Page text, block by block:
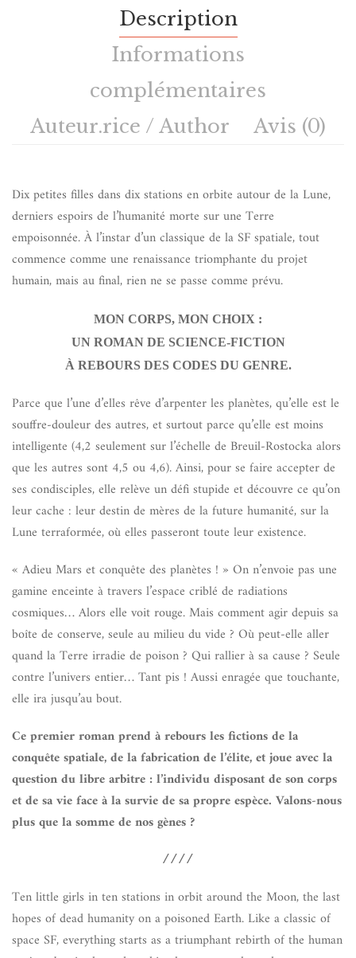
Description
Informations
complémentaires
Auteur.rice / Author
Avis (0)
Dix petites filles dans dix stations en orbite autour de la Lune,
derniers espoirs de l’humanité morte sur une Terre
empoisonnée. À l’instar d’un classique de la SF spatiale, tout
commence comme une renaissance triomphante du projet
humain, mais au final, rien ne se passe comme prévu.
MON CORPS, MON CHOIX :
UN ROMAN DE SCIENCE-FICTION
À REBOURS DES CODES DU GENRE.
Parce que l’une d’elles rêve d’arpenter les planètes, qu’elle est le
souffre-douleur des autres, et surtout parce qu’elle est moins
intelligente (4,2 seulement sur l’échelle de Breuil-Rostocka alors
que les autres sont 4,5 ou 4,6). Ainsi, pour se faire accepter de
ses condisciples, elle relève un défi stupide et découvre ce qu’on
leur cache : leur destin de mères de la future humanité, sur la
Lune terraformée, où elles passeront toute leur existence.
« Adieu Mars et conquête des planètes ! » On n’envoie pas une
gamine enceinte à travers l’espace criblé de radiations
cosmiques… Alors elle voit rouge. Mais comment agir depuis sa
boîte de conserve, seule au milieu du vide ? Où peut-elle aller
quand la Terre irradie de poison ? Qui rallier à sa cause ? Seule
contre l’univers entier… Tant pis ! Aussi enragée que touchante,
elle ira jusqu’au bout.
Ce premier roman prend à rebours les fictions de la
conquête spatiale, de la fabrication de l’élite, et joue avec la
question du libre arbitre : l’individu disposant de son corps
et de sa vie face à la survie de sa propre espèce. Valons-nous
plus que la somme de nos gènes ?
////
Ten little girls in ten stations in orbit around the Moon, the last
hopes of dead humanity on a poisoned Earth. Like a classic of
space SF, everything starts as a triumphant rebirth of the human